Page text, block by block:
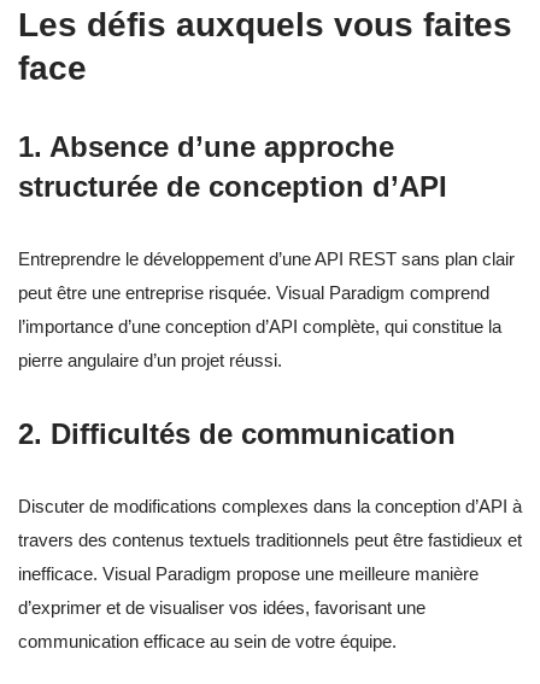
Les défis auxquels vous faites
face
1. Absence d’une approche
structurée de conception d’API
Entreprendre le développement d’une API REST sans plan clair
peut être une entreprise risquée. Visual Paradigm comprend
l’importance d’une conception d’API complète, qui constitue la
pierre angulaire d’un projet réussi.
2. Difficultés de communication
Discuter de modifications complexes dans la conception d’API à
travers des contenus textuels traditionnels peut être fastidieux et
inefficace. Visual Paradigm propose une meilleure manière
d’exprimer et de visualiser vos idées, favorisant une
communication efficace au sein de votre équipe.